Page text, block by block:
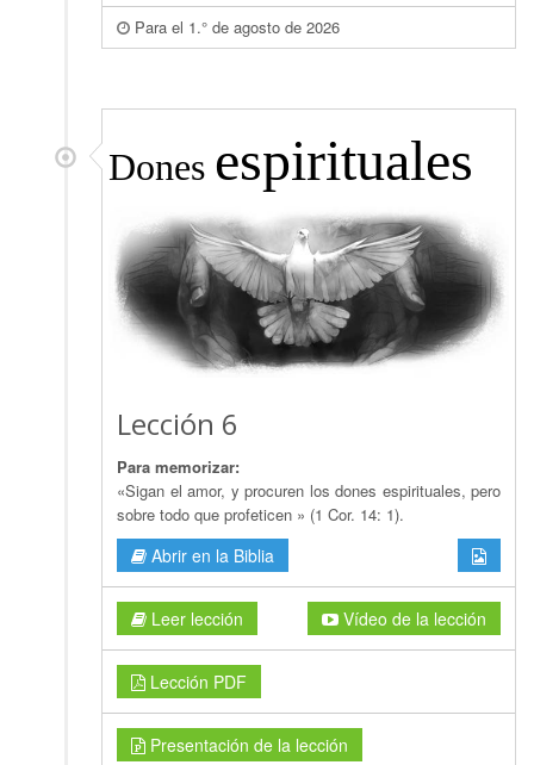
Para el 1.° de agosto de 2026
Dones espirituales
Lección 6
Para memorizar:
«Sigan el amor, y procuren los dones espirituales, pero
sobre todo que profeticen » (1 Cor. 14: 1).
Abrir en la Biblia
Leer lección Vídeo de la lección
Lección PDF
Presentación de la lección